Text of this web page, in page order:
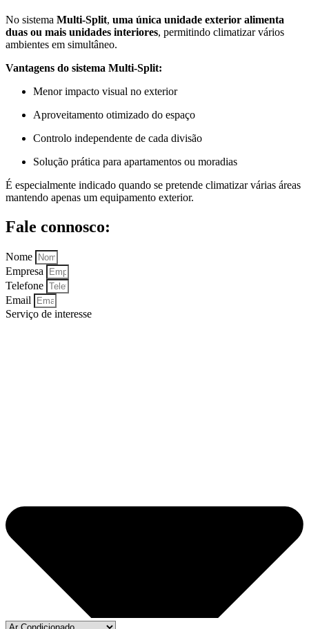
No sistema Multi-Split, uma única unidade exterior alimenta
duas ou mais unidades interiores, permitindo climatizar vários
ambientes em simultâneo.
Vantagens do sistema Multi-Split:
Menor impacto visual no exterior
Aproveitamento otimizado do espaço
Controlo independente de cada divisão
Solução prática para apartamentos ou moradias
É especialmente indicado quando se pretende climatizar várias áreas
mantendo apenas um equipamento exterior.
Fale connosco:
Nome
Empresa
Telefone
Email
Serviço de interesse